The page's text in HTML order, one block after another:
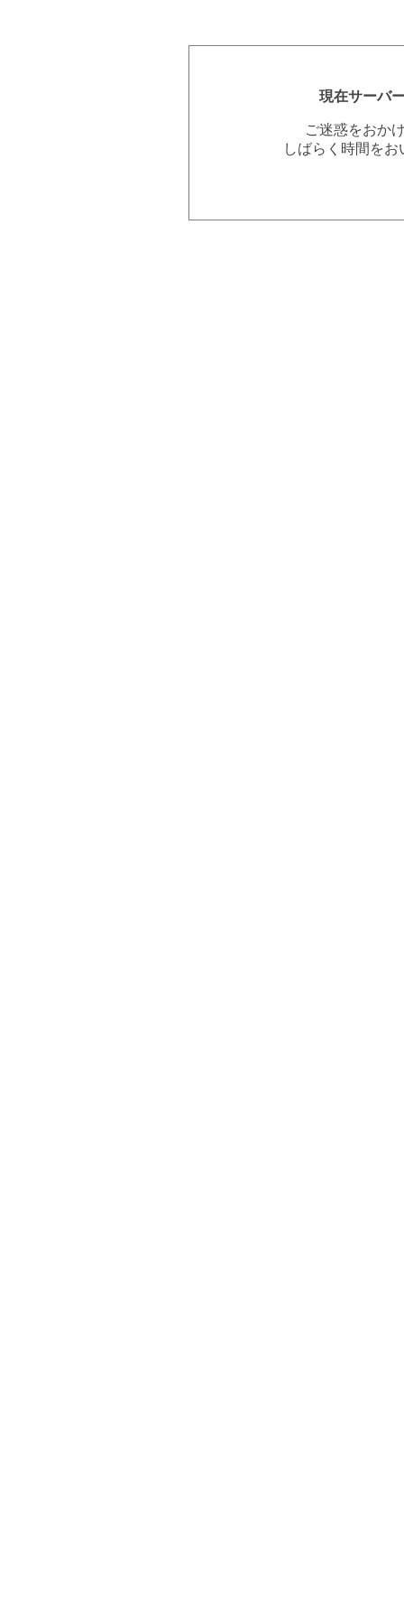
現在サーバ
ご迷惑をおか
しばらく時間を